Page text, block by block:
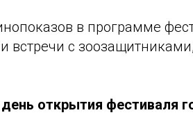
в программе
встречи с
открытия фестиваля